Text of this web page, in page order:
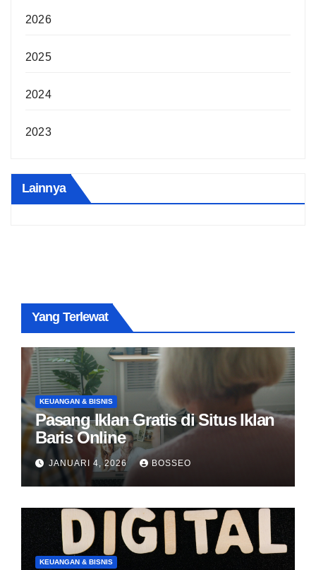
2026
2025
2024
2023
Lainnya
Yang Terlewat
KEUANGAN & BISNIS
Pasang Iklan Gratis di Situs Iklan
Baris Online
JANUARI 4, 2026 BOSSEO
KEUANGAN & BISNIS